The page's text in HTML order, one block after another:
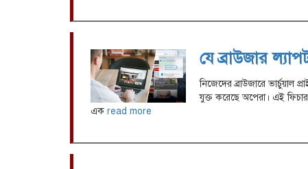
যে ব্রাউজার
নিজেদের ব্রাউজারে ভার্চুয়াল
যুক্ত করেছে অপেরা। এই ফিচার
এক read more